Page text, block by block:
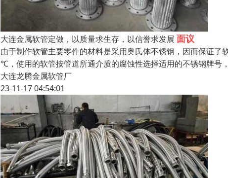
大连金属软管定做，以质量求生存，以信誉求发展 面议
由于制作软管主要零件的材料是采用奥氏体不锈钢，因而保证
℃，使用的软管按管道所通介质的腐蚀性选择适用的不锈钢牌号
大连龙腾金属软管厂
23-11-17 04:54:01